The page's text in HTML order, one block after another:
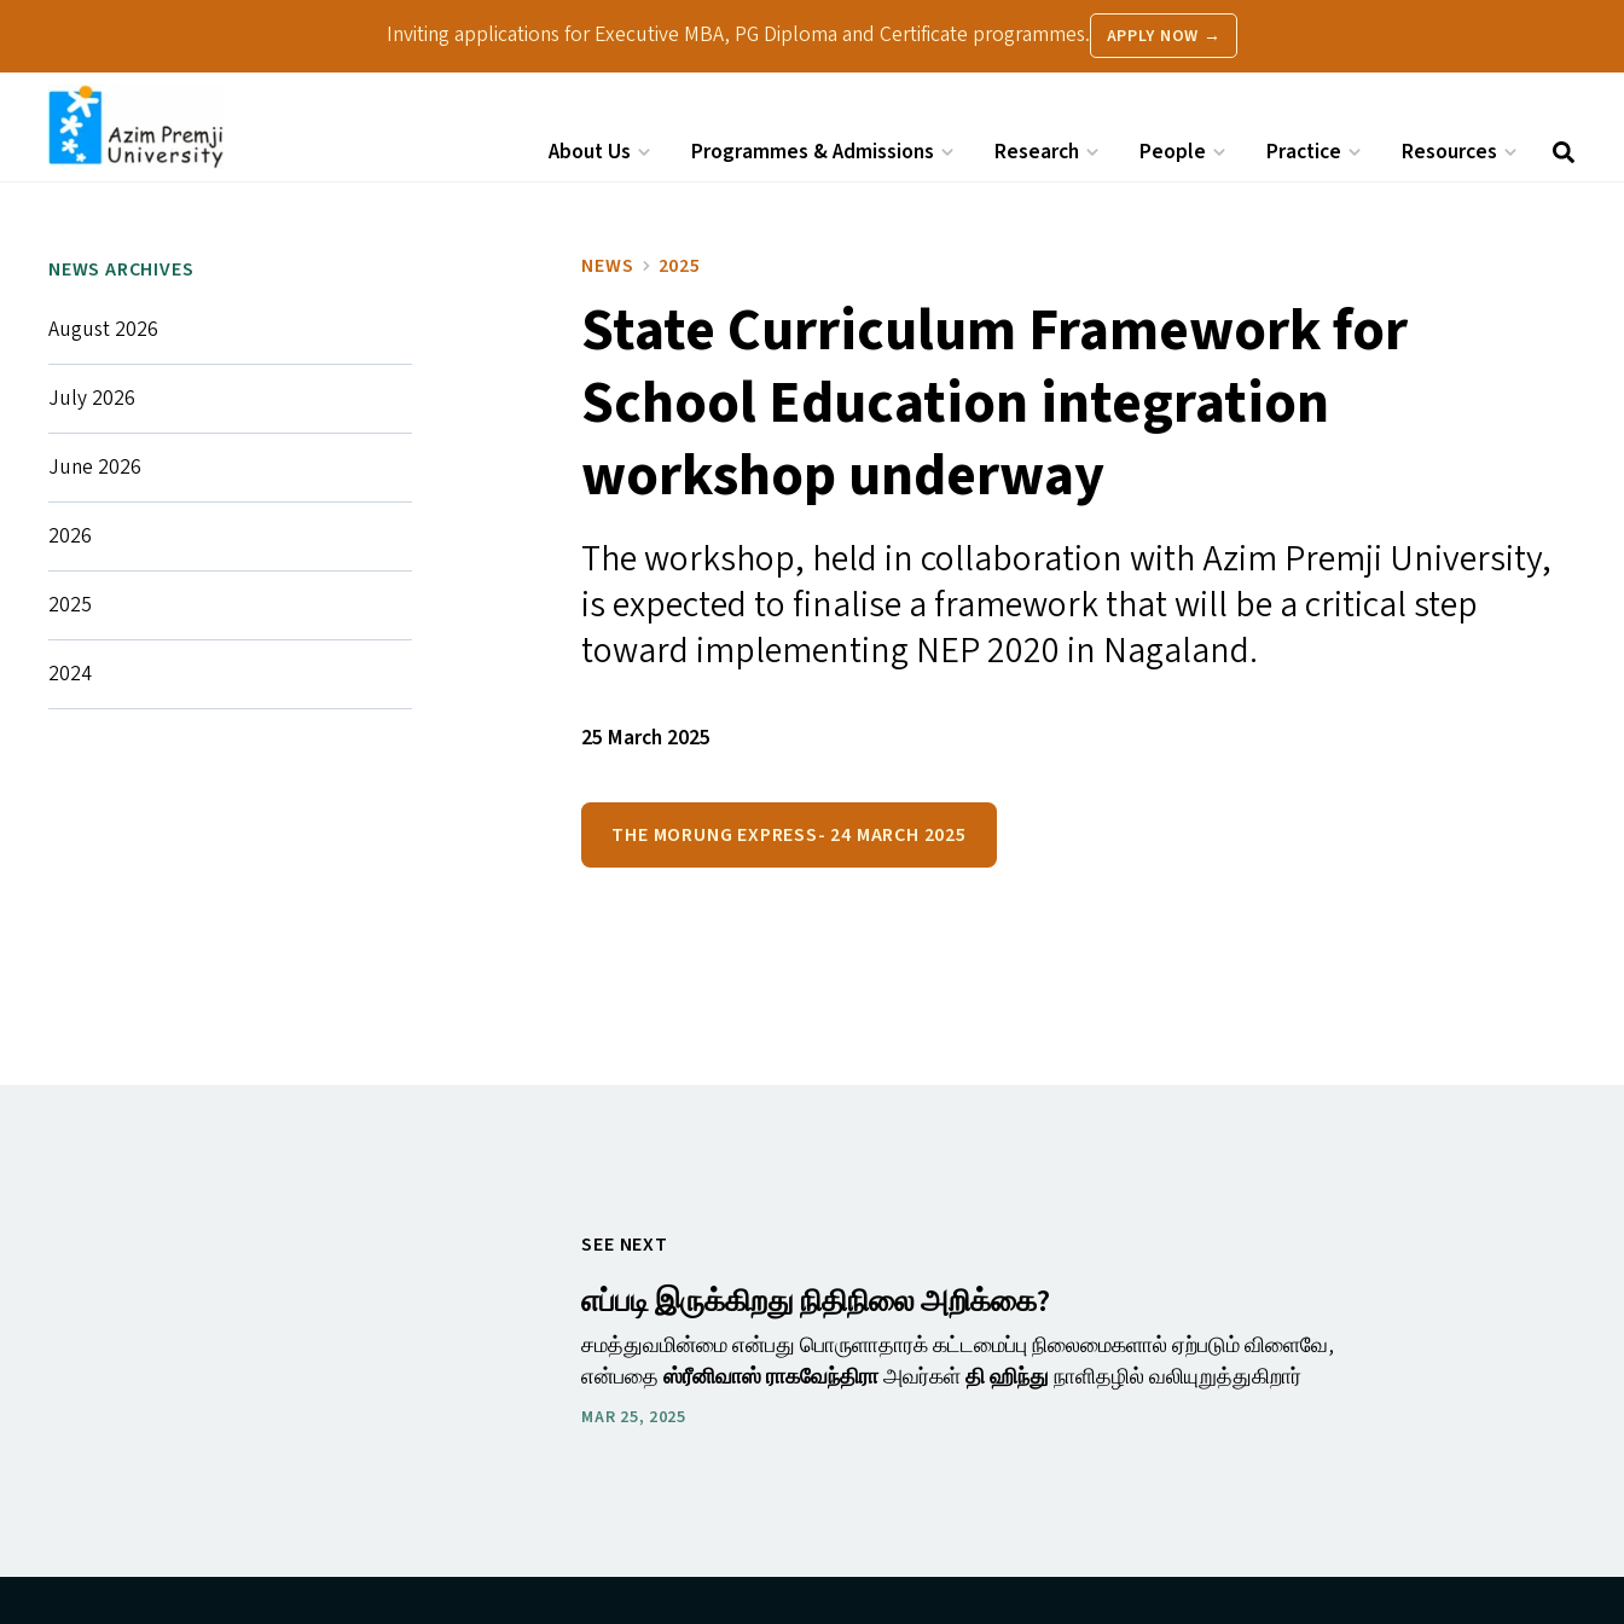
Inviting applications for Executive MBA, PG Diploma and Certificate programmes. APPLY NOW →
About Us Programmes & Admissions Research People Practice Resources
NEWS ARCHIVES
August 2026
July 2026
June 2026
2026
2025
2024
NEWS 2025
State Curriculum Framework for
School Education integration
workshop underway
The workshop, held in collaboration with Azim Premji University,
is expected to finalise a framework that will be a critical step
toward implementing NEP2020 in Nagaland.
25 March 2025
THE MORUNG EXPRESS- 24 MARCH 2025
SEE NEXT
எப்படி இருக்கிறது நிதிநிலை அறிக்கை?
சமத்துவமின்மை என்பது பொருளாதாரக் கட்டமைப்பு நிலைமைகளால் ஏற்படும் விளைவே,
என்பதைஸ்ரீனிவாஸ் ராகவேந்திராஅவர்கள்தி ஹிந்து நாளிதழில் வலியுறுத்துகிறார்
MAR 25, 2025